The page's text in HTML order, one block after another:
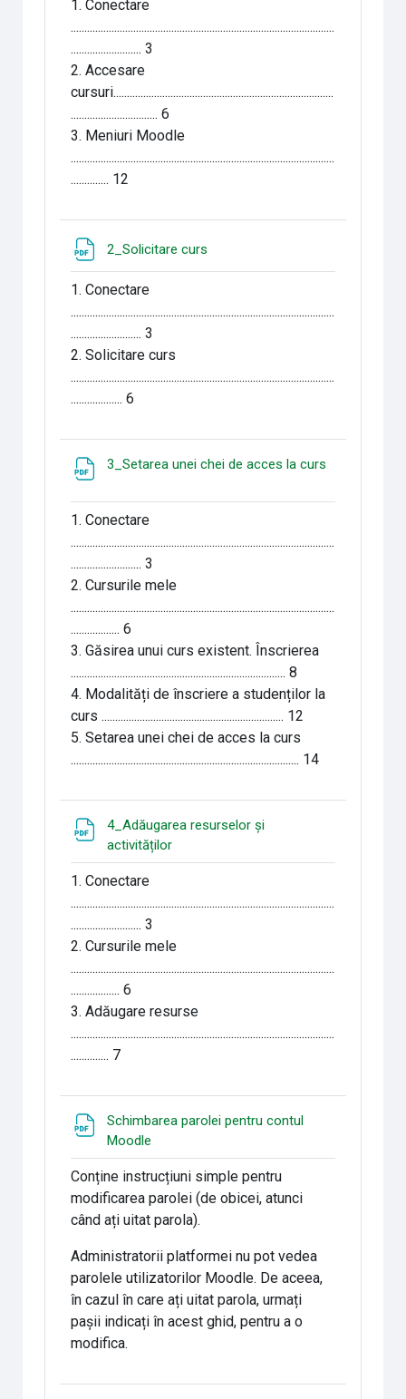
1. Conectare
.................................................................................................
.......................... 3
2. Accesare
cursuri.................................................................................
................................ 6
3. Meniuri Moodle
.................................................................................................
.............. 12
2_Solicitare curs
1. Conectare
.................................................................................................
.......................... 3
2. Solicitare curs
.................................................................................................
................... 6
3_Setarea unei chei de acces la curs
1. Conectare
.................................................................................................
.......................... 3
2. Cursurile mele
.................................................................................................
.................. 6
3. Găsirea unui curs existent. Înscrierea
............................................................................... 8
4. Modalități de înscriere a studenților la
curs ................................................................... 12
5. Setarea unei chei de acces la curs
.................................................................................... 14
4_Adăugarea resurselor și
activităților
1. Conectare
.................................................................................................
.......................... 3
2. Cursurile mele
.................................................................................................
.................. 6
3. Adăugare resurse
.................................................................................................
.............. 7
Schimbarea parolei pentru contul
Moodle
Conține instrucțiuni simple pentru
modificarea parolei (de obicei, atunci
când ați uitat parola).
Administratorii platformei nu pot vedea
parolele utilizatorilor Moodle. De aceea,
în cazul în care ați uitat parola, urmați
pașii indicați în acest ghid, pentru a o
modifica.